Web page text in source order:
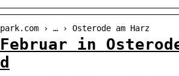
› … › Osterode am Harz
in